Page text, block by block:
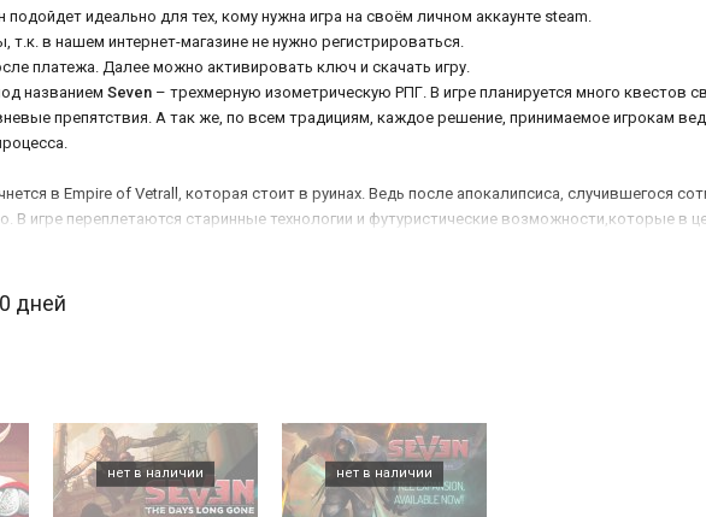
подойдет идеально для тех, кому нужна игра на своём личном аккаунте steam.
в нашем интернет-магазине не нужно регистрироваться.
платежа. Далее можно активировать ключ и скачать игру.
названием Seven – трехмерную изометрическую РПГ. В игре планируется много квестов
препятствия. А так же, по всем традициям, каждое решение, принимаемое игрокам
в Empire of Vetrall, которая стоит в руинах. Ведь после апокалипсиса, случившегося
В игре переплетаются старинные технологии и футуристические возможности,которые в
дней